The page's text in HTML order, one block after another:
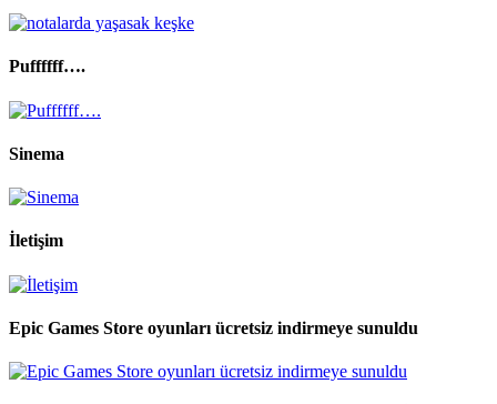
Puffffff….
Sinema
İletişim
Epic Games Store oyunları ücretsiz indirmeye sunuldu